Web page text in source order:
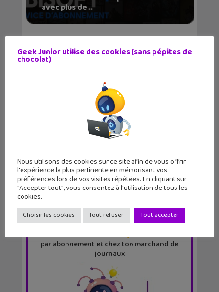
avec plus de...
LE MAGGEEK JUNIOR
11 numéros par an
par abonnement et chez ton marchand de
journaux
Geek Junior utilise des cookies (sans pépites de
chocolat)
Nous utilisons des cookies sur ce site afin de vous offrir
l'expérience la plus pertinente en mémorisant vos
préférences lors de vos visites répétées. En cliquant sur
"Accepter tout", vous consentez à l'utilisation de tous les
cookies.
Choisir les cookies Tout refuser Tout accepter